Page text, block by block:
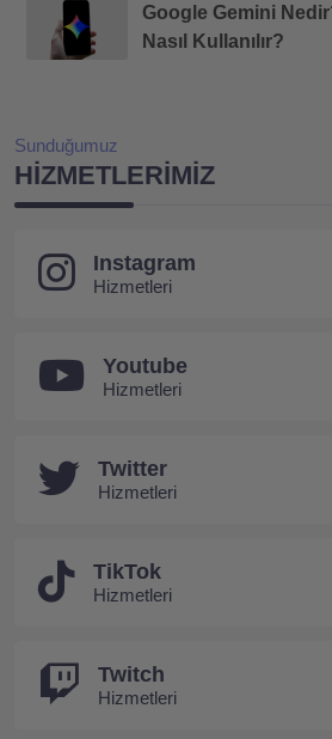
Google Gemini
Nasıl Kullanılır?
Sunduğumuz
HIZMETLERIMIZ
Instagram
Hizmetleri
Youtube
Hizmetleri
Twitter
Hizmetleri
TikTok
Hizmetleri
Twitch
Hizmetleri